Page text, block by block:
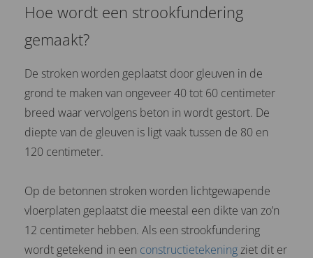
Hoe wordt een strookfundering
gemaakt?
De stroken worden geplaatst door gleuven in de
grond te maken van ongeveer 40 tot 60 centimeter
breed waar vervolgens beton in wordt gestort. De
diepte van de gleuven is ligt vaak tussen de 80 en
120 centimeter.
Op de betonnen stroken worden lichtgewapende
vloerplaten geplaatst die meestal een dikte van zo’n
12 centimeter hebben. Als een strookfundering
wordt getekend in een constructietekeningziet dit er